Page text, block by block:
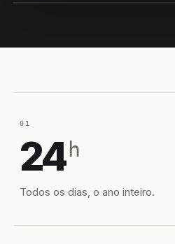
01
24 h
Todos os dias, o ano inteiro.